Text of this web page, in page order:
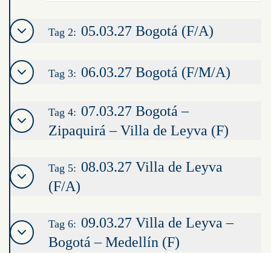
Tag 2: 05.03.27 Bogotá (F/A)
Tag 3: 06.03.27 Bogotá (F/M/A)
Tag 4: 07.03.27 Bogotá –
Zipaquirá – Villa de Leyva (F)
Tag 5: 08.03.27 Villa de Leyva
(F/A)
Tag 6: 09.03.27 Villa de Leyva –
Bogotá – Medellín (F)